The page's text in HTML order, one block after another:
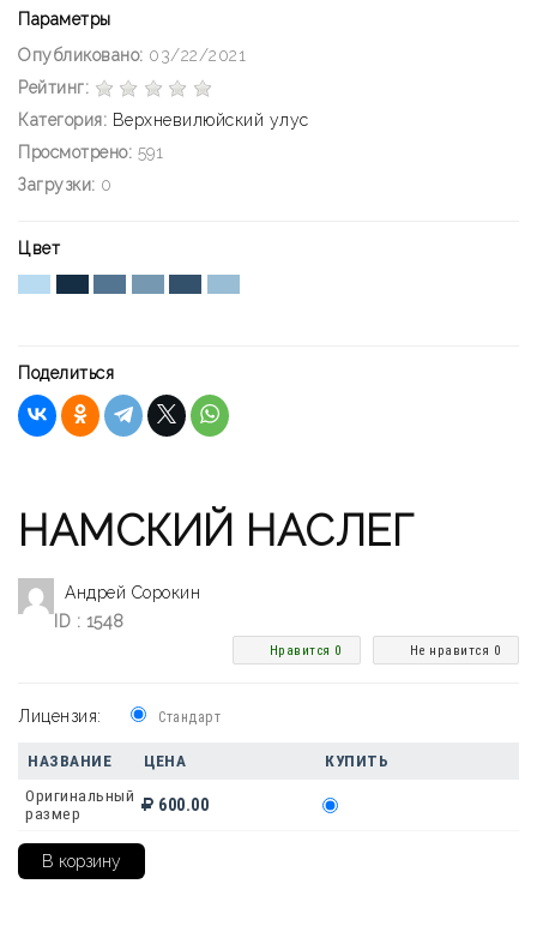
Параметры
Опубликовано: 03/22/2021
Рейтинг:
Категория: Верхневилюйский улус
Просмотрено: 591
Загрузки: 0
Цвет
Поделиться
НАМСКИЙ НАСЛЕГ
Андрей Сорокин
ID : 1548
Не нравится 0
Нравится 0
Лицензия: Стандарт
НАЗВАНИЕ ЦЕНА
КУПИТЬ
Оригинальный
размер
600.00